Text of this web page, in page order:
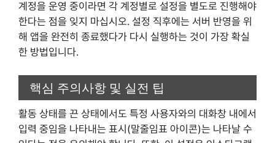
계정을 운영 중이라면 각 계정별로 설정을 별도로 진행해야
한다는 점을 잊지 마십시오. 설정 직후에는 서버 반영을 위
해 앱을 완전히 종료했다가 다시 실행하는 것이 가장 확실
한 방법입니다.
핵심 주의사항 및 실전 팁
활동 상태를 끈 상태에서도 특정 사용자와의 대화창 내에서
입력 중임을 나타내는 표시(말줄임표 아이콘)는 나타날 수